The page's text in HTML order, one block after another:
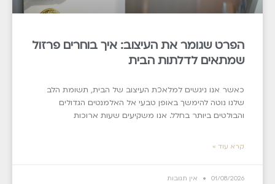
הפרט שגומר את העיצוב: איך בוחרים פרזול
שמתאים לדלתות הבית
כאשר אנו ניגשים למלאכת העיצוב של הבית, תשומת הלב
שלנו נוטה להימשך באופן טבעי אל האלמנטים הגדולים
והבולטים ביותר בחלל. אנו משקיעים שעות ארוכות
קרא עוד »
01/08/2026 אין תגובות